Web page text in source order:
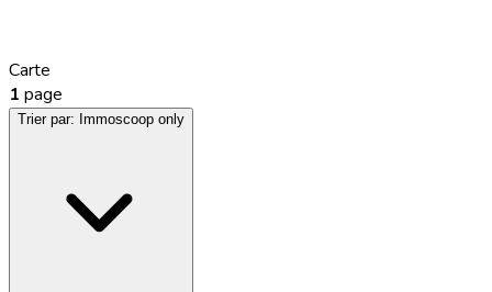
Carte
1 page
Trier par: Immoscoop only